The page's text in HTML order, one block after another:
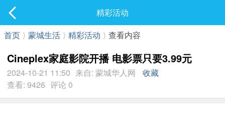
最新发表
精彩活动
首页 ⟩ 蒙城生活 ⟩ 精彩活动 ⟩ 查看内容
Cineplex家庭影院开播 电影票只要3.99元
2024-10-21 11:50 来自: 蒙城华人网
收藏
查看: 9426 评论 0